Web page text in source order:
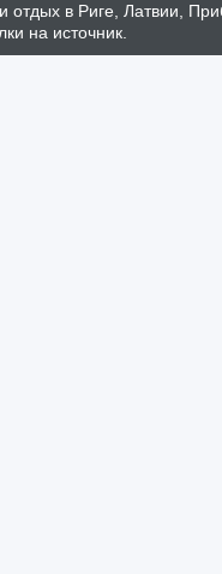
в Риге, Латвии,
на источник.